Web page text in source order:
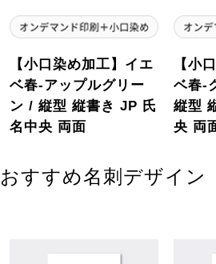
【小口染め加工】イエ
ベ春-アップルグリー
ン / 縦型 縦書き JP 氏
名中央 両面
【小
ベ春-
縦型
央 両
おすすめ名刺デザイン